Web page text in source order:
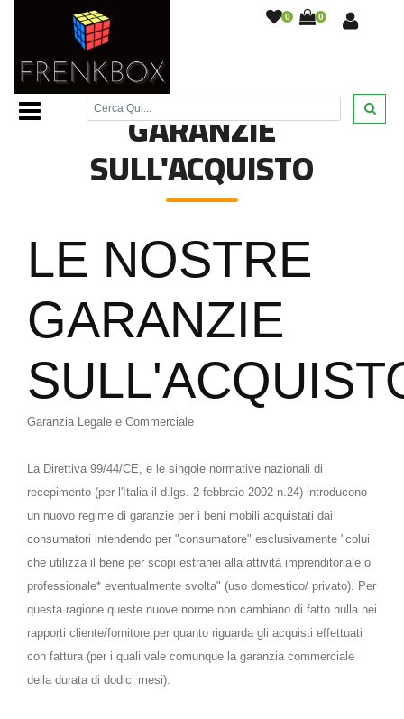
0 0
Home Page
GARANZIE
SULL'ACQUISTO
LE NOSTRE
GARANZIE
Garanzia Legale e Commerciale
La Direttiva 99/44/CE, e le singole normative nazionali di
recepimento (per l'Italia il d.lgs. 2 febbraio 2002 n.24) introducono
un nuovo regime di garanzie per i beni mobili acquistati dai
consumatori intendendo per "consumatore" esclusivamente "colui
che utilizza il bene per scopi estranei alla attività imprenditoriale o
professionale* eventualmente svolta" (uso domestico/ privato). Per
questa ragione queste nuove norme non cambiano di fatto nulla nei
rapporti cliente/fornitore per quanto riguarda gli acquisti effettuati
con fattura (per i quali vale comunque la garanzia commerciale
della durata di dodici mesi).